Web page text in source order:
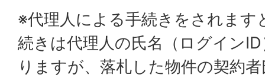
※代理人による手続きをされます
続きは代理人の氏名（ログイン
りますが、落札した物件の契約